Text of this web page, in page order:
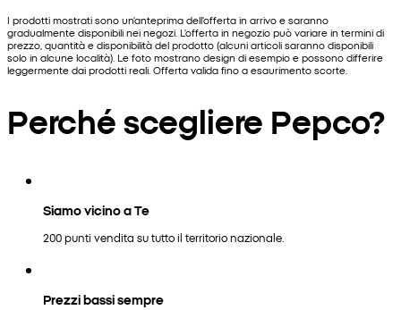
I prodotti mostrati sono un'anteprima dell'offerta in arrivo e saranno
gradualmente disponibili nei negozi. L'offerta in negozio può variare in termini di
prezzo, quantità e disponibilità del prodotto (alcuni articoli saranno disponibili
solo in alcune località). Le foto mostrano design di esempio e possono differire
leggermente dai prodotti reali. Offerta valida fino a esaurimento scorte.
Perché scegliere Pepco?
Siamo vicino a Te
200 punti vendita su tutto il territorio nazionale.
Prezzi bassi sempre